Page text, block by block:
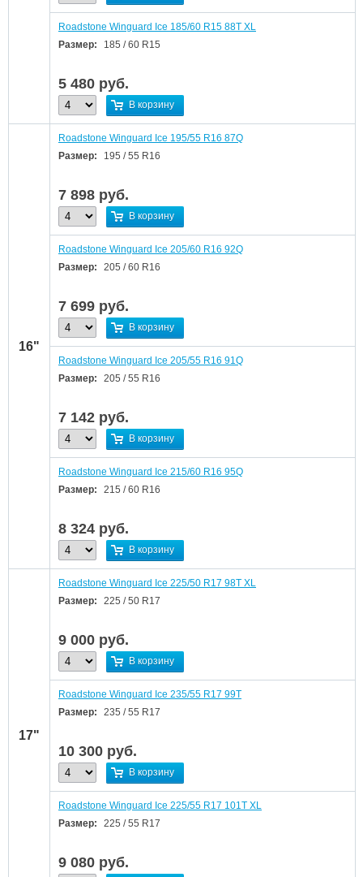
Roadstone Winguard Ice 185/60 R15 88T XL
Размер:
185 / 60 R15
5 480 руб.
В корзину
16"
Roadstone Winguard Ice 195/55 R16 87Q
Размер:
195 / 55 R16
7 898 руб.
В корзину
Roadstone Winguard Ice 205/60 R16 92Q
Размер:
205 / 60 R16
7 699 руб.
В корзину
Roadstone Winguard Ice 205/55 R16 91Q
Размер:
205 / 55 R16
7 142 руб.
В корзину
Roadstone Winguard Ice 215/60 R16 95Q
Размер:
215 / 60 R16
8 324 руб.
В корзину
17"
Roadstone Winguard Ice 225/50 R17 98T XL
Размер:
225 / 50 R17
9 000 руб.
В корзину
Roadstone Winguard Ice 235/55 R17 99T
Размер:
235 / 55 R17
10 300 руб.
В корзину
Roadstone Winguard Ice 225/55 R17 101T XL
Размер:
225 / 55 R17
9 080 руб.